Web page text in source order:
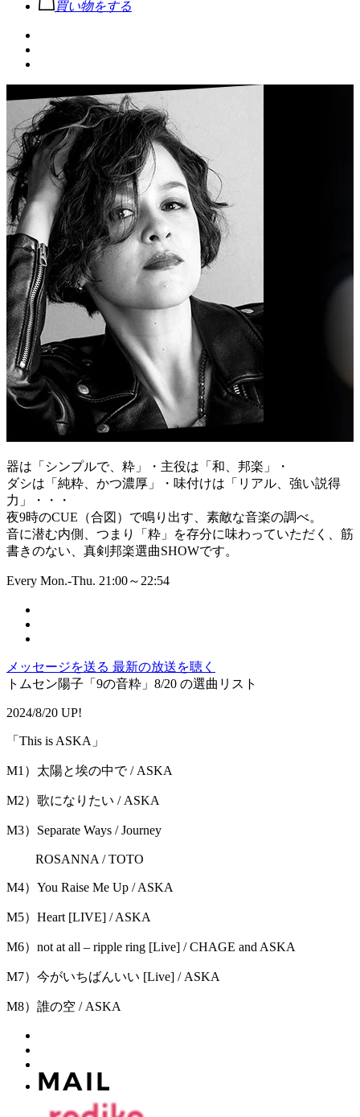
買い物をする
器は「シンプルで、粋」・主役は「和、邦楽」・
ダシは「純粋、かつ濃厚」・味付けは「リアル、強い説得
力」・・・
夜9時のCUE（合図）で鳴り出す、素敵な音楽の調べ。
音に潜む内側、つまり「粋」を存分に味わっていただく、筋
書きのない、真剣邦楽選曲SHOWです。
Every Mon.-Thu. 21:00～22:54
メッセージを送る 最新の放送を聴く
トムセン陽子「9の音粋」8/20 の選曲リスト
2024/8/20 UP!
「This is ASKA」
M1）太陽と埃の中で / ASKA
M2）歌になりたい / ASKA
M3）Separate Ways / Journey
ROSANNA / TOTO
M4）You Raise Me Up / ASKA
M5）Heart [LIVE] / ASKA
M6）not at all – ripple ring [Live] / CHAGE and ASKA
M7）今がいちばんいい [Live] / ASKA
M8）誰の空 / ASKA